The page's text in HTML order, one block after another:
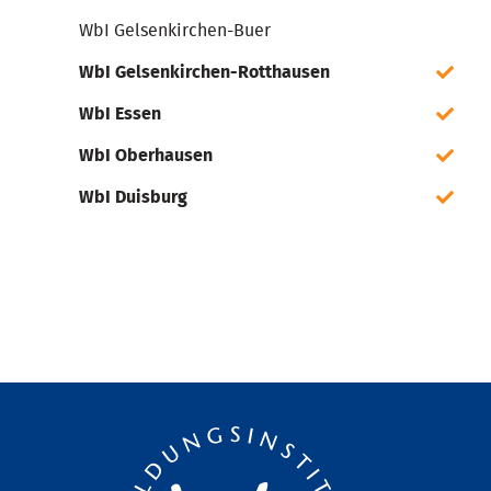
WbI Gelsenkirchen-Buer
WbI Gelsenkirchen-Rotthausen
WbI Essen
WbI Oberhausen
WbI Duisburg